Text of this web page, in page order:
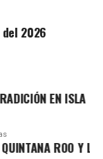
de
más
2026
EN ISLA
ROO Y